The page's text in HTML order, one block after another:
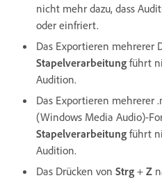
nicht mehr dazu, dass
oder einfriert.
Das Exportieren mehrerer
Stapelverarbeitung führt
Audition.
Das Exportieren mehrerer
(Windows Media Audio)-
Stapelverarbeitung führt
Audition.
Das Drücken von Strg + Z